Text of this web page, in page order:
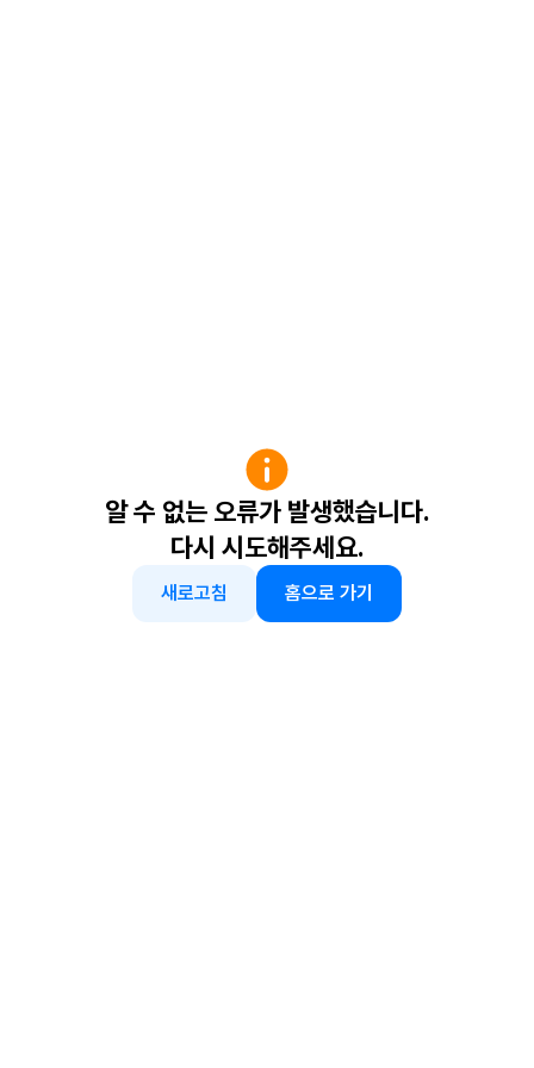
알 수 없는 오류가 발생했습니다.
다시 시도해주세요.
새로고침 홈으로 가기